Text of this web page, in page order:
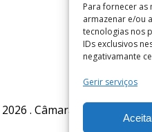
Para fornecer
armazenar e/ou
tecnologias nos
IDs exclusivos
negativamante
Gerir serviços
. Câmara Municipal de